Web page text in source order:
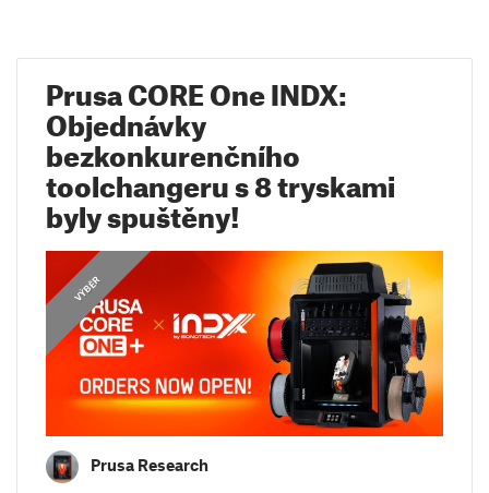
Prusa CORE One INDX:
Objednávky
bezkonkurenčního
toolchangeru s 8 tryskami
byly spuštěny!
OZNÁMENÍ
,
VÝBĚR
NÁVODY
NÁVODY
OZNÁMENÍ
VÝBĚR
Prusa Research